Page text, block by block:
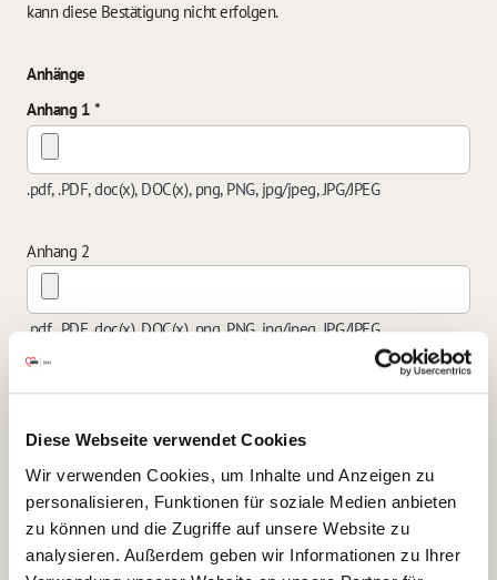
Diese Webseite verwendet Cookies
Wir verwenden Cookies, um Inhalte und Anzeigen zu
personalisieren, Funktionen für soziale Medien anbieten
zu können und die Zugriffe auf unsere Website zu
analysieren. Außerdem geben wir Informationen zu Ihrer
kann diese Bestätigung nicht erfolgen.
Anhänge
Anhang 1
.pdf, .PDF, doc(x), DOC(x), png, PNG, jpg/jpeg, JPG/JPEG
Anhang 2
.pdf, .PDF, doc(x), DOC(x), png, PNG, jpg/jpeg, JPG/JPEG
Anhang 3
.pdf, .PDF, doc(x), DOC(x), png, PNG, jpg/jpeg, JPG/JPEG
Anhang 4